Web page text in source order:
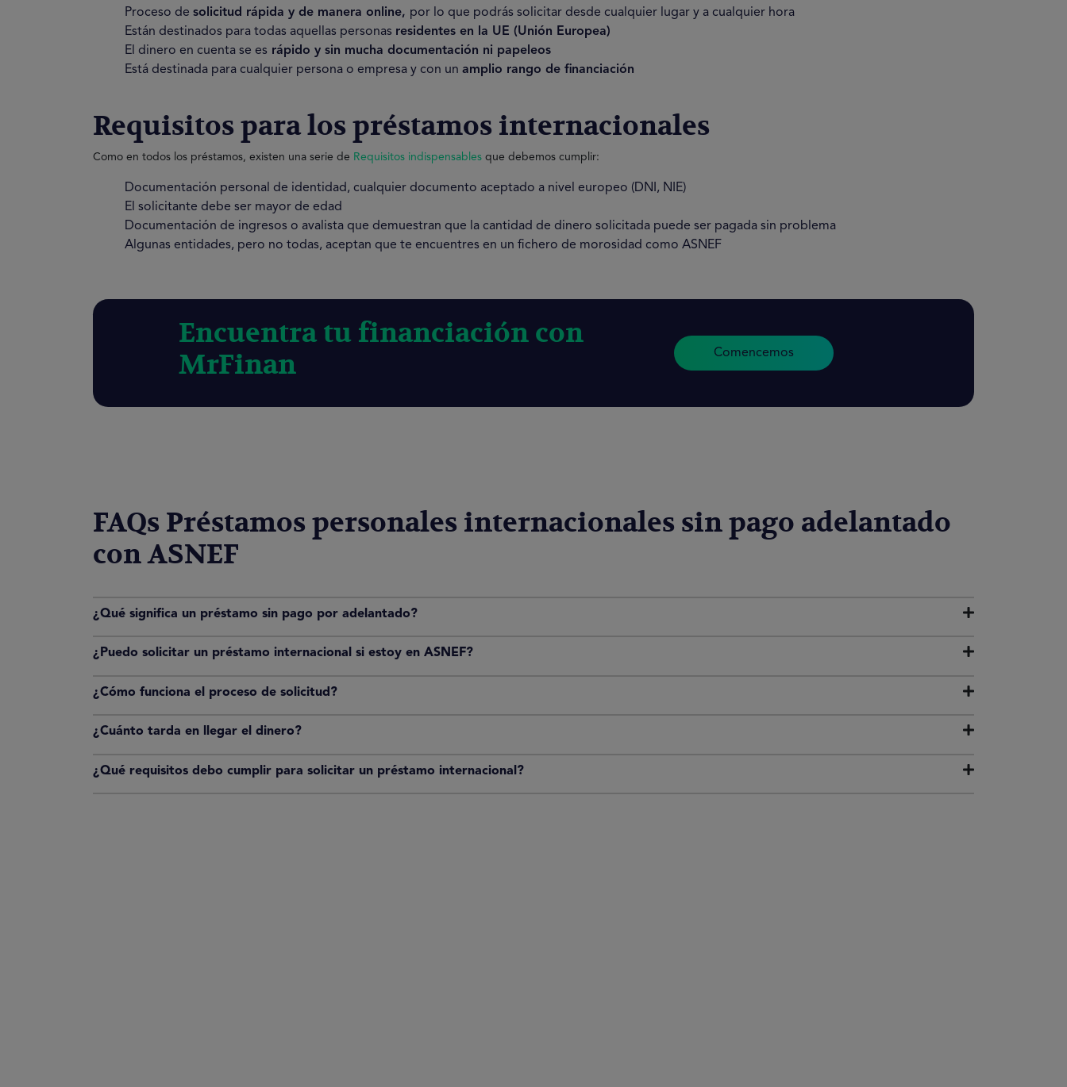
Proceso de solicitud rápida y de manera online, por lo que podrás solicitar desde cualquier lugar y a cualquier hora
Están destinados para todas aquellas personas residentes en la UE (Unión Europea)
El dinero en cuenta se es rápido y sin mucha documentación ni papeleos
Está destinada para cualquier persona o empresa y con un amplio rango de financiación
Requisitos para los préstamos internacionales
Como en todos los préstamos, existen una serie de Requisitos indispensables que debemos cumplir:
Documentación personal de identidad, cualquier documento aceptado a nivel europeo (DNI, NIE)
El solicitante debe ser mayor de edad
Documentación de ingresos o avalista que demuestran que la cantidad de dinero solicitada puede ser pagada sin problema
Algunas entidades, pero no todas, aceptan que te encuentres en un fichero de morosidad como ASNEF
Encuentra tu financiación con
MrFinan
Comencemos
FAQs Préstamos personales internacionales sin pago adelantado
con ASNEF
¿Qué significa un préstamo sin pago por adelantado?
¿Puedo solicitar un préstamo internacional si estoy en ASNEF?
¿Cómo funciona el proceso de solicitud?
¿Cuánto tarda en llegar el dinero?
¿Qué requisitos debo cumplir para solicitar un préstamo internacional?